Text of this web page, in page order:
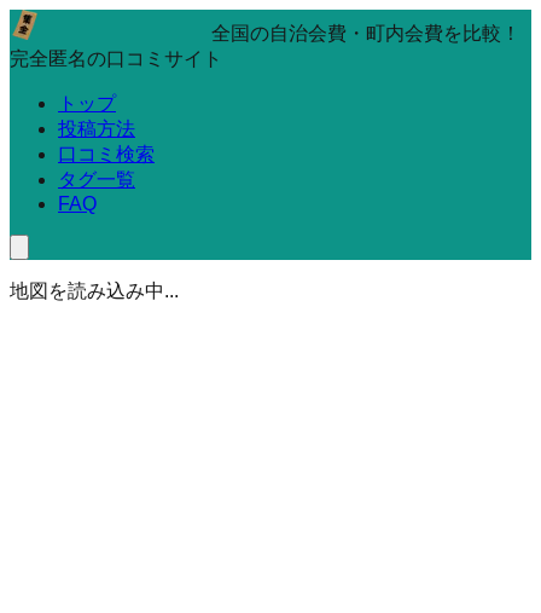
全国の自治会費・町内会費を比較！
完全匿名の口コミサイト
トップ
投稿方法
口コミ検索
タグ一覧
FAQ
地図を読み込み中...